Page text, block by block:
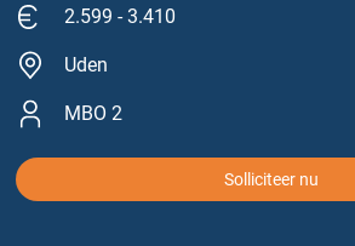
2.599 - 3.410
Uden
MBO 2
Solliciteer nu